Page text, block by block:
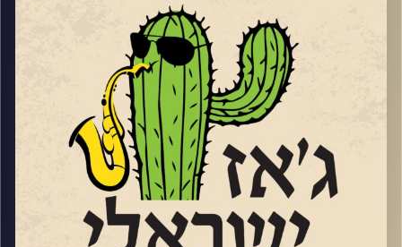
גיא מינטוס טריו
רענן חבושה קוורטט (עם יאיר דלאל)
רביעיית הג׳אז מינואט
אטמפו (עם מתן קליין)
קרדיט תמונות: רותם בר-אילן
בפעם ה – 17 פסטיבל הולגאב ליצירה ישראלית-אתיופית,
בבית הקונפדרציה בירושלים בניהולו האומנותי של אפי בניה.
מופע הסיום שלו ב 25.6 יוקדש לאבבה מלסה, מהמלחינים
הבולטים בהיסטוריה של המוזיקה האתיופית, מי שהלחין יותר
מאלפיים שירים וחי בישראל שנים רבות. במופע יופיעו אחיו
של אבבה, זמנה מלסה, הזמר הצעיר מוסה אבבה, בנו של
המלחין. שוחחנו ושמענו את השירה של זמנה.
שוחחנו גם עם הפסנתרן גלעד שמעיה לקראתמופע טריו
בבית כנסת "יקר" בתל אביב.
בהמשך שמענו סינגל מתוך האלבום החדש של טל משיח,